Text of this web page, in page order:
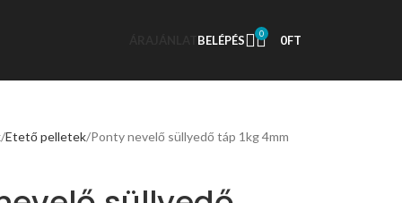
BELÉPÉS 0 0FT
Etető pelletek Ponty nevelő süllyedő táp 1kg 4mm